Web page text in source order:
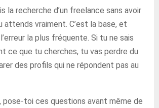
la recherche d’un freelance sans avoir
attends vraiment. C’est la base, et
la plus fréquente. Si tu ne sais
ce que tu cherches, tu vas perdre du
des profils qui ne répondent pas au
pose-toi ces questions avant même de